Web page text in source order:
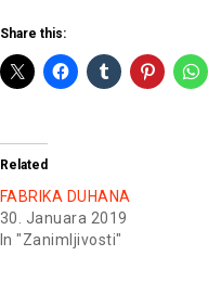
Share this:
Related
FABRIKA DUHANA
30. Januara 2019
In "Zanimljivosti"